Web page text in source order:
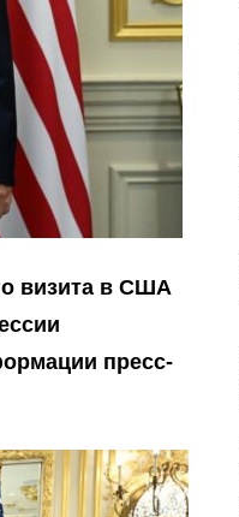
визита в США
пресс-